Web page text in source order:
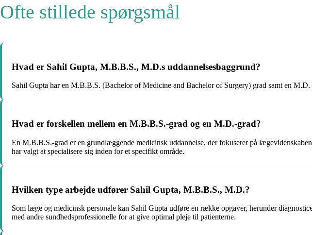
Ofte stillede spørgsmål
Hvad er Sahil Gupta, M.B.B.S., M.D.s uddannelsesbaggrund?
Sahil Gupta har en M.B.B.S. (Bachelor of Medicine and Bachelor of Surgery) grad samt en
Hvad er forskellen mellem en M.B.B.S.-grad og en M.D.-grad?
En M.B.B.S.-grad er en grundlæggende medicinsk uddannelse, der fokuserer på
har valgt at specialisere sig inden for et specifikt område.
Hvilken type arbejde udfører Sahil Gupta, M.B.B.S., M.D.?
Som læge og medicinsk personale kan Sahil Gupta udføre en række opgaver, herunder
med andre sundhedsprofessionelle for at give optimal pleje til patienterne.